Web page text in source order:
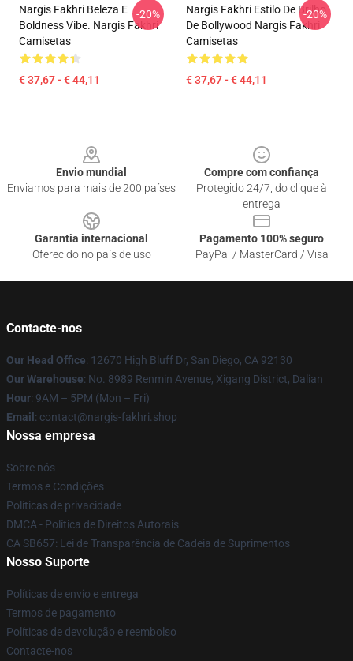
Nargis Fakhri Beleza E
Boldness Vibe. Nargis Fakhri
Camisetas
€ 37,67 - € 44,11
-20%
Nargis Fakhri Estilo De Brilho
De Bollywood Nargis Fakhri
Camisetas
€ 37,67 - € 44,11
-20%
Envio mundial
Enviamos para mais de 200 países
Compre com confiança
Protegido 24/7, do clique à
entrega
Garantia internacional
Oferecido no país de uso
Pagamento 100% seguro
PayPal / MasterCard / Visa
Contacte-nos
Our Head Office: 12670 High Bluff Dr, San Diego, CA 92130
Our Warehouse: No. 8989 Renmin Avenue, Xigang District, Dalian
Hour: 9AM – 5PM (Mon – Fri)
Email : contact@nargis-fakhri.shop
Nossa empresa
Sobre nós
Termos e Condições
Políticas de privacidade
DMCA - Política de Direitos Autorais
CA SB657: Lei de Transparência de Cadeia de Suprimentos
Nosso Suporte
Políticas de envio e entrega
Termos de pagamento
Políticas de devolução e reembolso
Contacte-nos